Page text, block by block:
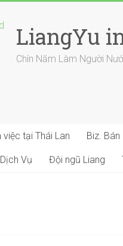
LiangYu
Chín Năm Làm Người
việc tại Thái Lan Biz. Bán
Dịch Vụ Đội ngũ Liang